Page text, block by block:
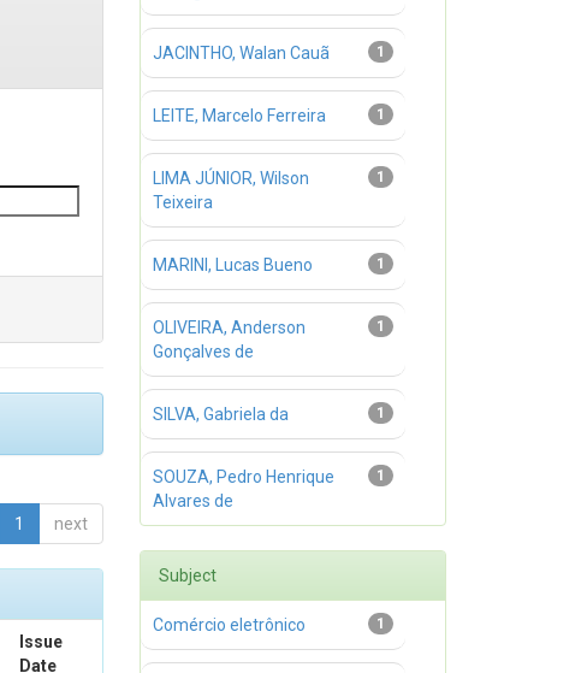
1 next
Issue
Date
1
JACINTHO, Walan Cauã
1
LEITE, Marcelo Ferreira
1
LIMA JÚNIOR, Wilson
Teixeira
1
MARINI, Lucas Bueno
1
OLIVEIRA, Anderson
Gonçalves de
1
SILVA, Gabriela da
1
SOUZA, Pedro Henrique
Alvares de
Subject
1
Comércio eletrônico